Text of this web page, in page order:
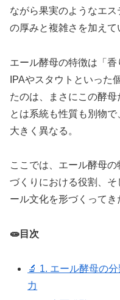
ながら果実のようなエ
の厚みと複雑さを加えて
エール酵母の特徴は「香
IPAやスタウトといった
たのは、まさにこの酵
とは系統も性質も別物で
大きく異なる。
ここでは、エール酵母
づくりにおける役割、
ール文化を形づくってき
🧫目次
🔬 1. エール酵母の
力